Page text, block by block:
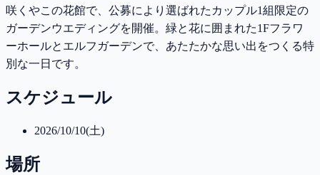
咲くやこの花館で、公募により選ばれたカップル1組限定の
ガーデンウエディングを開催。緑と花に囲まれた1Fフラワ
ーホールとエルフガーデンで、あたたかな思い出をつくる特
別な一日です。
スケジュール
2026/10/10(土)
場所